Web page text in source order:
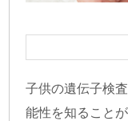
子供の遺伝子検
能性を知ることが